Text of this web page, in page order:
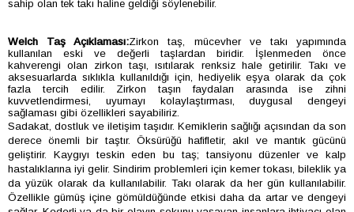
sahip olan tek takı haline geldiği söylenebilir.
Welch Taş Açıklaması:Zirkon taş, mücevher ve takı yapımında
kullanılan eski ve değerli taşlardan biridir. İşlenmeden önce
kahverengi olan zirkon taşı, ısıtılarak renksiz hale getirilir. Takı ve
aksesuarlarda sıklıkla kullanıldığı için, hediyelik eşya olarak da çok
fazla tercih edilir. Zirkon taşın faydaları arasında ise zihni
kuvvetlendirmesi, uyumayı kolaylaştırması, duygusal dengeyi
sağlaması gibi özellikleri sayabiliriz.
Sadakat, dostluk ve iletişim taşıdır. Kemiklerin sağlığı açısından da son
derece önemli bir taştır. Öksürüğü hafifletir, akıl ve mantık gücünü
geliştirir. Kaygıyı teskin eden bu taş; tansiyonu düzenler ve kalp
hastalıklarına iyi gelir. Sindirim problemleri için kemer tokası, bileklik ya
da yüzük olarak da kullanılabilir. Takı olarak da her gün kullanılabilir.
Özellikle gümüş içine gömüldüğünde etkisi daha da artar ve dengeyi